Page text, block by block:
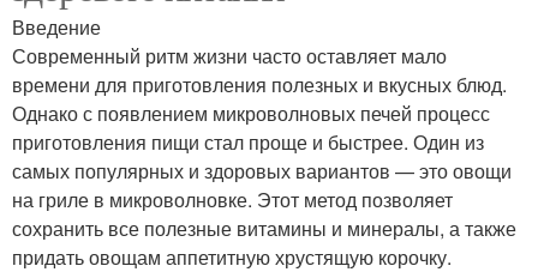
Введение
Современный ритм жизни часто оставляет мало
времени для приготовления полезных и вкусных блюд.
Однако с появлением микроволновых печей процесс
приготовления пищи стал проще и быстрее. Один из
самых популярных и здоровых вариантов — это овощи
на гриле в микроволновке. Этот метод позволяет
сохранить все полезные витамины и минералы, а также
придать овощам аппетитную хрустящую корочку.